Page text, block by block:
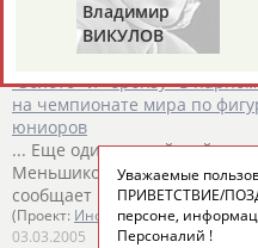
Информационное
27.12.2005
"Золото" и "бронзу" в
на чемпионате мира по
юниоров
... Еще один российский дуэт
Меньшиков /Пермь-Глазов/
сообщает ИТАР-ТАСС. ...
(Проект: Информационное
03.03.2005
Владимир
ВИКУЛОВ
Уважаемые
ПРИВЕТСТВИЕ/
персоне,
Персоналий !